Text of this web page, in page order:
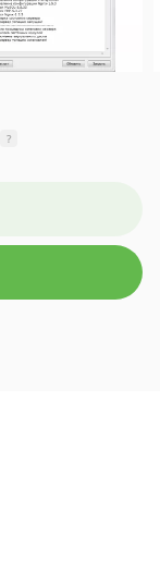
?